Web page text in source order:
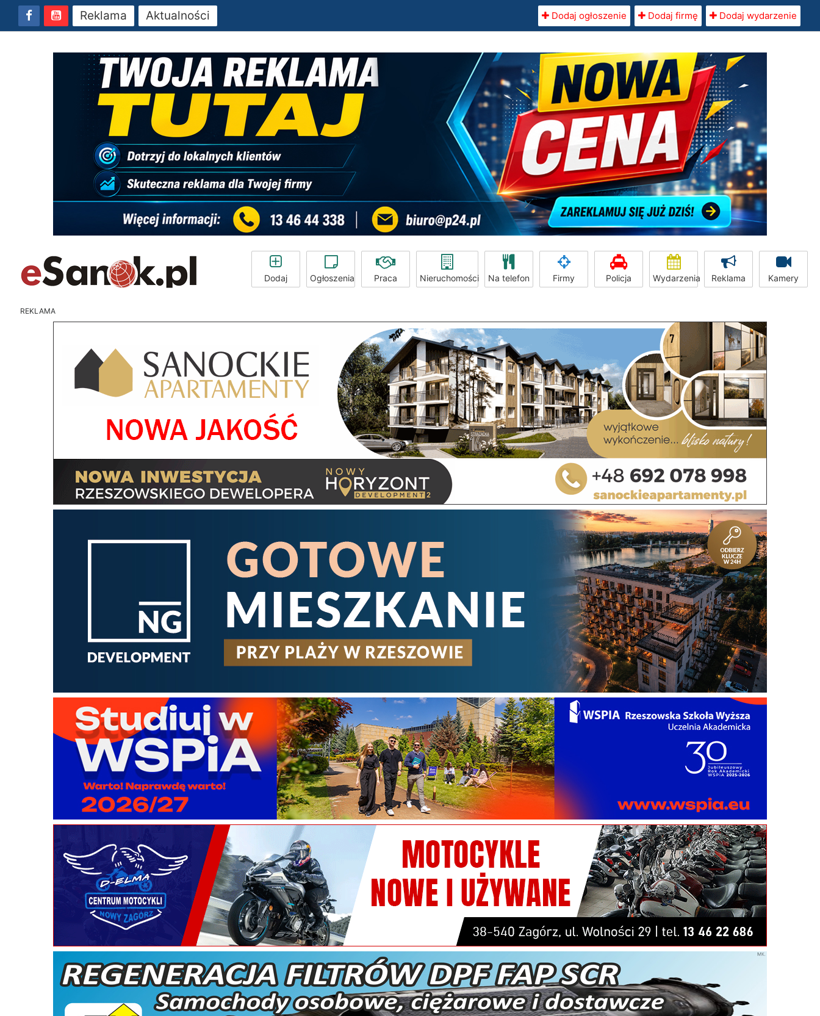
Reklama Aktualności Dodaj ogłoszenie Dodaj firmę Dodaj wydarzenie
Dodaj Ogłoszenia Praca Nieruchomości Na telefon Firmy Policja Wydarzenia Reklama Kamery
REKLAMA